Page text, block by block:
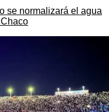
se normalizará el agua